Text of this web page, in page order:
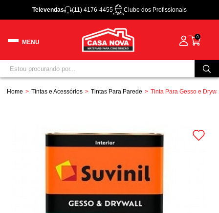
Televendas (11) 4176-4455 Clube dos Profissionais
0
Home Tintas e Acessórios Tintas Para Parede Tinta Para Gesso e